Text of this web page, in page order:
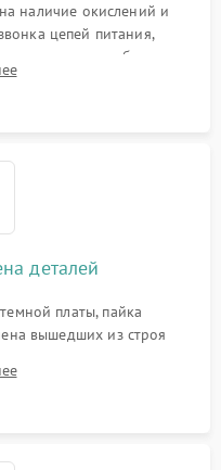
наличие окислений и
цепей питания,
колес и турбины
и инфракрасных
деталей
платы, пайка
вышедших из строя
неисправного
шлейфов и